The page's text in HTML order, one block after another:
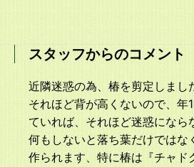
スタッフからのコメント
近隣迷惑の為、椿を剪定しまし
それほど背が高くないので、年
ていれば、それほど迷惑になら
何もしないと落ち葉だけではな
作られます、特に椿は『チャド